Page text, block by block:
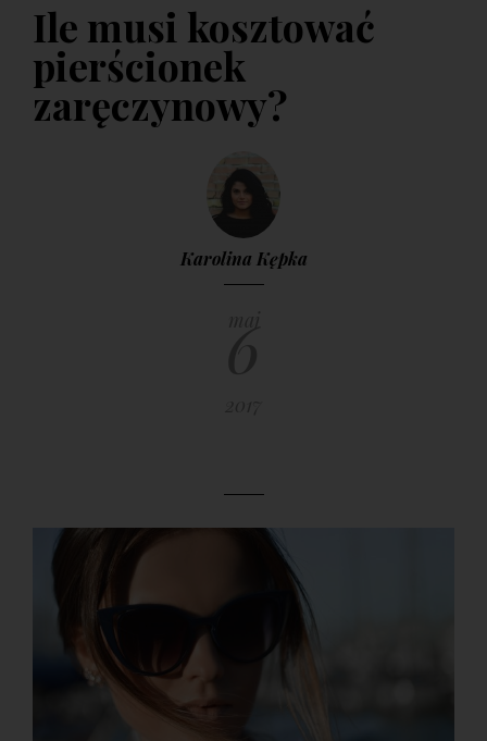
kamienie
9 KWIETNIA 2017
Ile musi kosztować
pierścionek
zaręczynowy?
Karolina Kępka